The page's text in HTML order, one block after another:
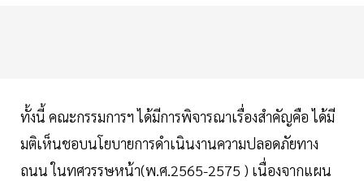
ทั้งนี้ คณะกรรมการฯ ได้มีการพิจารณาเรื่องสำคัญคือ ได้มี
มติเห็นชอบนโยบายการดำเนินงานความปลอดภัยทาง
ถนน ในทศวรรษหน้า(พ.ศ.2565-2575 ) เนื่องจากแผน